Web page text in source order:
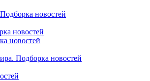
новостей
новостей
новостей
Подборка новостей